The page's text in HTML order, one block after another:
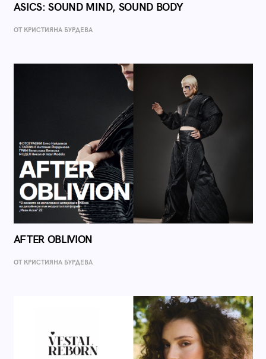
ASICS: SOUND MIND, SOUND BODY
ОТ КРИСТИЯНА БУРДЕВА
AFTER OBLIVION
ОТ КРИСТИЯНА БУРДЕВА